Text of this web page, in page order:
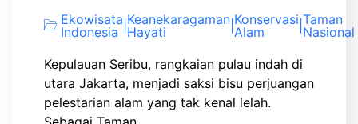
Ekowisata
Indonesia
Keanekaragaman
Hayati
Konservasi
Alam
Taman
Nasional
Kepulauan Seribu, rangkaian pulau indah di
utara Jakarta, menjadi saksi bisu perjuangan
pelestarian alam yang tak kenal lelah.